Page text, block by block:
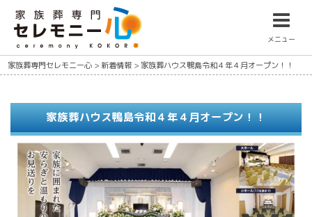
メニュー
家族葬専門セレモニー心 >新着情報 > 家族葬ハウス鴨島令和４年４月オープン！！
家族葬ハウス鴨島令和４年４月オープン！！